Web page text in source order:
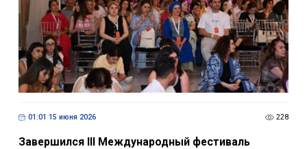
01:01 15 июня 2026 228
Завершился III Международный фестиваль